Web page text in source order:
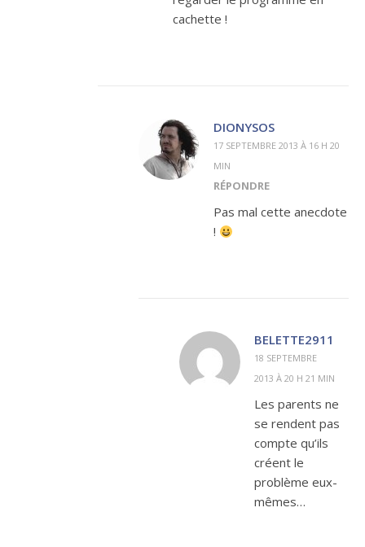
cachette !
DIONYSOS
17 SEPTEMBRE 2013 À 16 H 20
MIN
RÉPONDRE
Pas mal cette anecdote
!
BELETTE2911
18 SEPTEMBRE
2013 À 20 H 21 MIN
Les parents ne
se rendent pas
compte qu’ils
créent le
problème eux-
mêmes…